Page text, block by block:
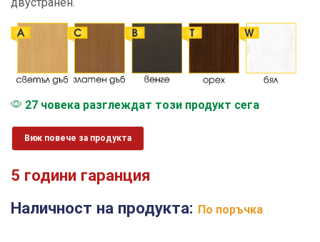
27 човека разглеждат този продукт сега
Виж повече за продукта
5 години гаранция
Наличност на продукта: По поръчка